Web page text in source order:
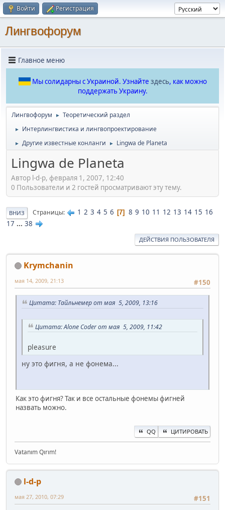
Войти Регистрация
Лингвофорум
Главное меню
Мы солидарны с Украиной. Узнайте здесь, как можно
поддержать Украину.
Лингвофорум ► Теоретический раздел
► Интерлингвистика и лингвопроектирование
► Другие известные конланги ► Lingwa de Planeta
Lingwa de Planeta
Автор l-d-p, февраля 1, 2007, 12:40
0 Пользователи и 2 гостей просматривают эту тему.
ВНИЗ Страницы 1 2 3 4 5 6 7 8 9 10 11 12 13 14 15 16
17 ... 38
ДЕЙСТВИЯ ПОЛЬЗОВАТЕЛЯ
Krymchanin
#150
мая 14, 2009, 21:13
Цитата: Тайльнемер от мая 5, 2009, 13:16
Цитата: Alone Coder от мая 5, 2009, 11:42
pleasure
ну это фигня, а не фонема...
Как это фигня? Так и все остальные фонемы фигней
назвать можно.
QQ ЦИТИРОВАТЬ
Vatanım Qırım!
l-d-p
#151
мая 27, 2010, 07:29